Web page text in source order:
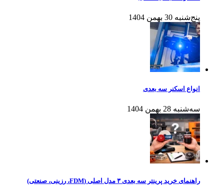
پنج‌شنبه 30 بهمن 1404
انواع اسکنر سه بعدی
سه‌شنبه 28 بهمن 1404
راهنمای خرید پرینتر سه بعدی ۳ مدل اصلی (FDM، رزینی، صنعتی)